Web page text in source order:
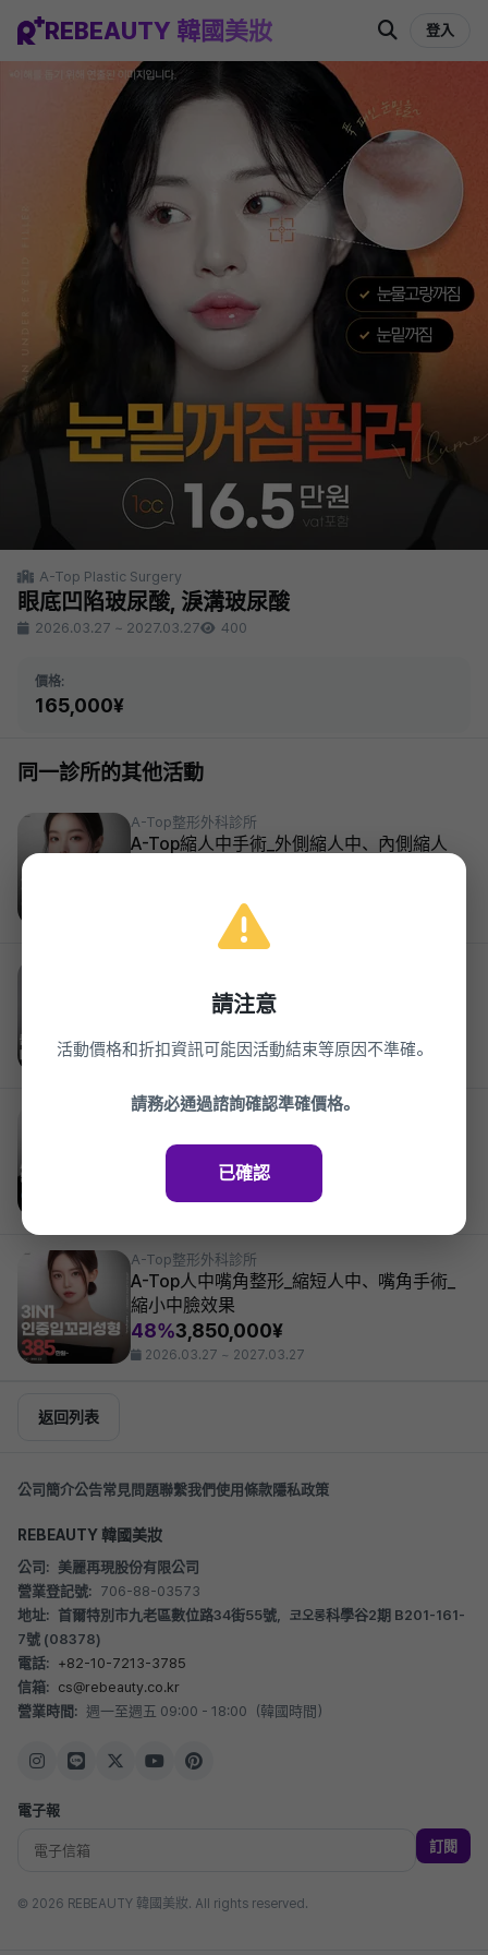
REBEAUTY 韓國美妝 登入
A-Top Plastic Surgery
眼底凹陷玻尿酸, 淚溝玻尿酸
2026.03.27 ~ 2027.03.27 400
價格:
165,000¥
同一診所的其他活動
A-Top整形外科診所
A-Top縮人中手術_外側縮人中、內側縮人
2026.03.27 ~ 2027.03.27
幹細胞 Miracell 注射
1,100,000¥
2026.03.27 ~ 2027.03.27
A-Top Plastic Surgery
縮鼻翼,男士鼻整形,男士初鼻整形
935,000¥
A-Top整形外科診所
A-Top人中嘴角整形_縮短人中、嘴角手術_
縮小中臉效果
48%3,850,000¥
2026.03.27 ~ 2027.03.27
返回列表
公司簡介公告常見問題聯繫我們使用條款隱私政策
REBEAUTY 韓國美妝
公司: 美麗再現股份有限公司
營業登記號: 706-88-03573
地址: 首爾特別市九老區數位路34街55號，코오롱科學谷2期 B201-161-
7號 (08378)
電話: +82-10-7213-3785
信箱: cs@rebeauty.co.kr
營業時間: 週一至週五 09:00 - 18:00（韓國時間）
電子報
訂閱
© 2026 REBEAUTY 韓國美妝. All rights reserved.
請注意
活動價格和折扣資訊可能因活動結束等原因不準確。
請務必通過諮詢確認準確價格。
已確認